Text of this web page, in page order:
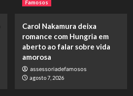
Famosos
Carol Nakamura deixa
romance com Hungria em
aberto ao falar sobre vida
amorosa
assessoriadefamosos
agosto 7, 2026